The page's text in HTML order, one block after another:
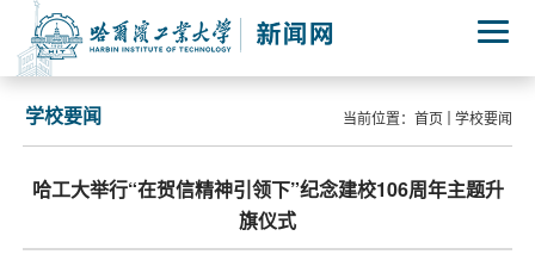
当前位置： 首页 学校要闻
学校要闻
哈工大举行“在贺信精神引领下”纪念建校106周年主题升
旗仪式